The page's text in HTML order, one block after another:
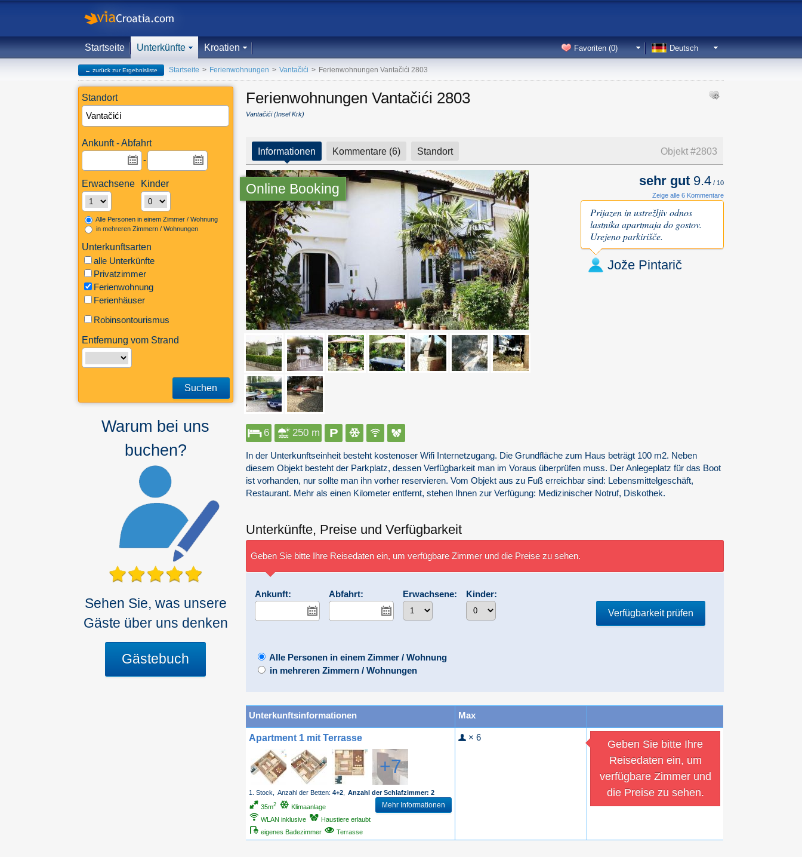
Startseite Unterkünfte Kroatien Deutsch
Favoriten (0)
← zurück zur Ergebnisliste Startseite > Ferienwohnungen > Vantačići > Ferienwohnungen Vantačići 2803
Standort
Ankunft - Abfahrt
-
Erwachsene Kinder
Alle Personen in einem Zimmer / Wohnung
in mehreren Zimmern / Wohnungen
Unterkunftsarten
alle Unterkünfte
Privatzimmer
Ferienwohnung
Ferienhäuser
Robinsontourismus
Entfernung vom Strand
Suchen
Warum bei uns
buchen?
Sehen Sie, was unsere
Gäste über uns denken
Gästebuch
Ferienwohnungen Vantačići 2803
Vantačići (Insel Krk)
Informationen Kommentare (6) Standort Objekt #2803
Online Booking
sehr gut 9.4 / 10
Zeige alle 6 Kommentare
Prijazen in ustrežljiv odnos
lastnika apartmaja do gostov.
Urejeno parkirišče.
Jože Pintarič
6 250 m
In der Unterkunftseinheit besteht kostenoser Wifi Internetzugang. Die Grundfläche zum Haus beträgt 100 m2. Neben
diesem Objekt besteht der Parkplatz, dessen Verfügbarkeit man im Voraus überprüfen muss. Der Anlegeplatz für das Boot
ist vorhanden, nur sollte man ihn vorher reservieren. Vom Objekt aus zu Fuß erreichbar sind: Lebensmittelgeschäft,
Restaurant. Mehr als einen Kilometer entfernt, stehen Ihnen zur Verfügung: Medizinischer Notruf, Diskothek.
Unterkünfte, Preise und Verfügbarkeit
Geben Sie bitte Ihre Reisedaten ein, um verfügbare Zimmer und die Preise zu sehen.
Ankunft: Abfahrt: Erwachsene:
Kinder:
Verfügbarkeit prüfen
Alle Personen in einem Zimmer / Wohnung
in mehreren Zimmern / Wohnungen
Unterkunftsinformationen Max
Apartment 1 mit Terrasse
+7
1. Stock, Anzahl der Betten:4+2 Anzahl der Schlafzimmer: 2
Mehr Informationen
35m2
Klimaanlage
WLAN inklusive
Haustiere erlaubt
eigenes Badezimmer
Terrasse
× 6
Geben Sie bitte Ihre
Reisedaten ein, um
verfügbare Zimmer und
die Preise zu sehen.